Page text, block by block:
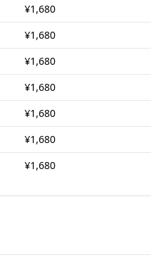
¥1,680
¥1,680
¥1,680
¥1,680
¥1,680
¥1,680
¥1,680